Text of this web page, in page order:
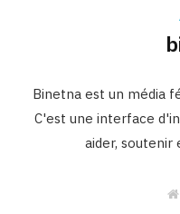
Binetna est un média
C'est une interface
aider,